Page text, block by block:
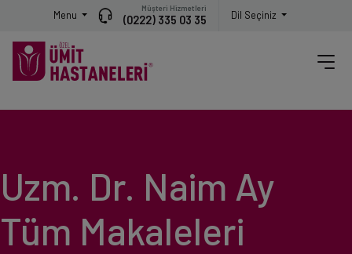
Menu
Müşteri Hizmetleri
(0222) 335 03 35 Dil Seçiniz
Uzm. Dr. Naim Ay
Tüm Makaleleri